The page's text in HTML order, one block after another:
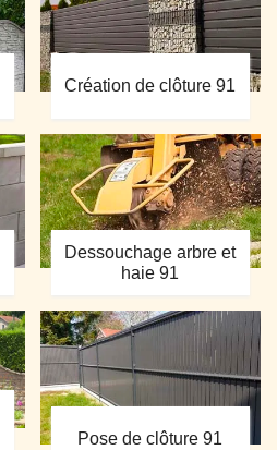
Création de clôture 91
Dessouchage arbre et
haie 91
Pose de clôture 91